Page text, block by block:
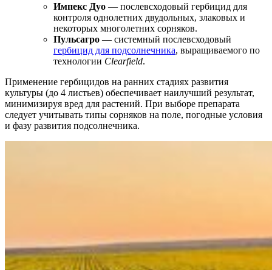
Импекс Дуо — послевсходовый гербицид для
контроля однолетних двудольных, злаковых и
некоторых многолетних сорняков.
Пульсагро — системный послевсходовый
гербицид для подсолнечника, выращиваемого по
технологии Clearfield.
Применение гербицидов на ранних стадиях развития
культуры (до 4 листьев) обеспечивает наилучший результат,
минимизируя вред для растений. При выборе препарата
следует учитывать типы сорняков на поле, погодные условия
и фазу развития подсолнечника.